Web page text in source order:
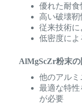
優れた耐食
高い破壊
従来技術
低密度によ
AlMgScZr粉末の
他のアル
最適な特
が必要